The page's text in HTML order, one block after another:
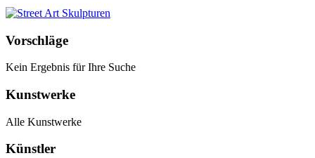
Vorschläge
Kein Ergebnis für Ihre Suche
Kunstwerke
Alle Kunstwerke
Künstler